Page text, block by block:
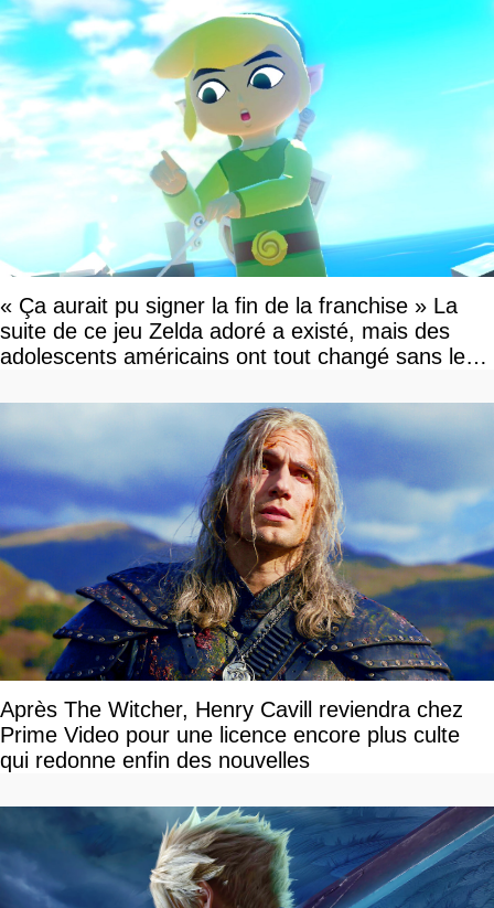
« Ça aurait pu signer la fin de la franchise » La
suite de ce jeu Zelda adoré a existé, mais des
adolescents américains ont tout changé sans le
Après The Witcher, Henry Cavill reviendra chez
Prime Video pour une licence encore plus culte
qui redonne enfin des nouvelles